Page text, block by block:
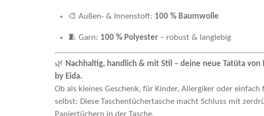
🎨 Außen- & Innenstoff: 100 % Baumwolle
🧵 Garn: 100 % Polyester– robust & langlebig
🌿 Nachhaltig, handlich & mit Stil – deine neue Tatüta von
by Eida.
Ob als kleines Geschenk, für Kinder, Allergiker oder einfach
selbst: Diese Taschentüchertasche macht Schluss mit